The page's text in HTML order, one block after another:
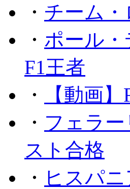
・ チーム
・ ポール
F1王者
・
【動画
・ フェラ
スト合格
・ ヒスパ